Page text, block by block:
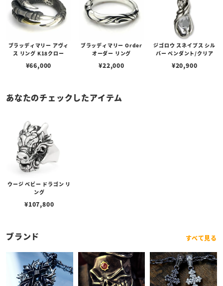
ブラッディマリー アヴィ
ス リング K18クロー
¥66,000
ブラッディマリー Order
オーダー リング
¥22,000
ジゴロウ スネイプス シル
バー ペンダント/クリア
¥20,900
あなたのチェックしたアイテム
ウージ ベビー ドラゴン リ
ング
¥107,800
ブランド すべて見る